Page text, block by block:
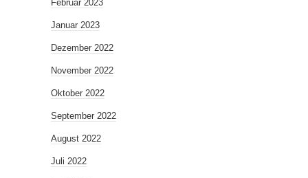
Februar 2023
Januar 2023
Dezember 2022
November 2022
Oktober 2022
September 2022
August 2022
Juli 2022